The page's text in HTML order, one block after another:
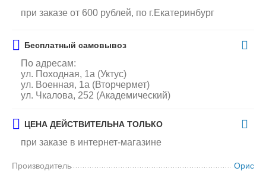
при заказе от 600 рублей, по г.Екатеринбург
Бесплатный самовывоз
По адресам:
ул. Походная, 1а (Уктус)
ул. Военная, 1а (Вторчермет)
ул. Чкалова, 252 (Академический)
ЦЕНА ДЕЙСТВИТЕЛЬНА ТОЛЬКО
при заказе в интернет-магазине
Производитель Орис